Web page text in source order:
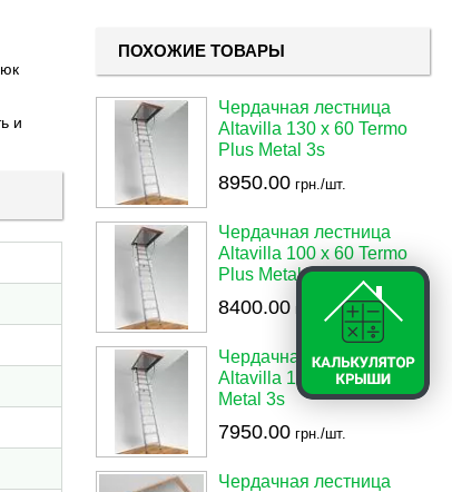
и
ПОХОЖИЕ ТОВАРЫ
Чердачная лестница
Altavilla 130 х 60 Termo
Plus Metal 3s
8950.00 грн./шт.
Чердачная лестница
Altavilla 100 х 60 Termo
Plus Metal 4s
8400.00 грн./шт.
Чердачная лестница
Altavilla 130 х 70 Termo
Metal 3s
7950.00 грн./шт.
Чердачная лестница